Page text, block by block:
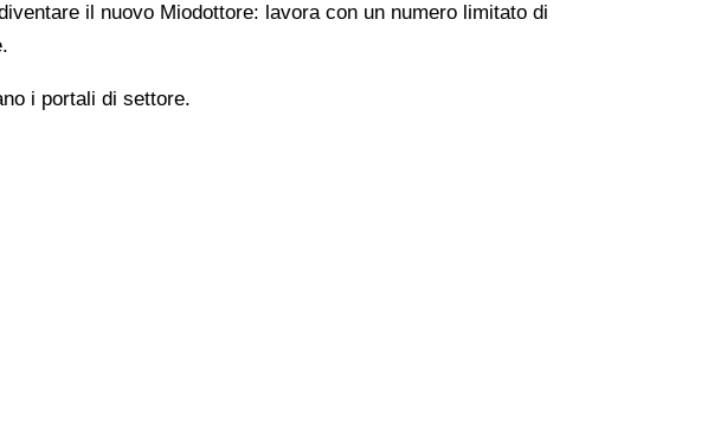
il nuovo Miodottore: lavora con un numero limitato di
i portali di settore.